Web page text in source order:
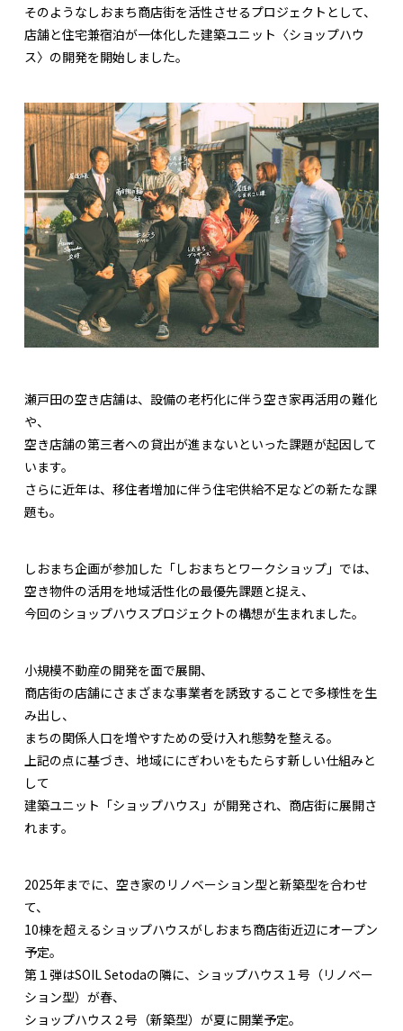
そのようなしおまち商店街を活性させるプロジェクトとして、
店舗と住宅兼宿泊が一体化した建築ユニット〈ショップハウ
ス〉の開発を開始しました。
瀬戸田の空き店舗は、設備の老朽化に伴う空き家再活用の難化
や、
空き店舗の第三者への貸出が進まないといった課題が起因して
います。
さらに近年は、移住者増加に伴う住宅供給不足などの新たな課
題も。
しおまち企画が参加した「しおまちとワークショップ」では、
空き物件の活用を地域活性化の最優先課題と捉え、
今回のショップハウスプロジェクトの構想が生まれました。
小規模不動産の開発を面で展開、
商店街の店舗にさまざまな事業者を誘致することで多様性を生
み出し、
まちの関係人口を増やすための受け入れ態勢を整える。
上記の点に基づき、地域ににぎわいをもたらす新しい仕組みと
して
建築ユニット「ショップハウス」が開発され、商店街に展開さ
れます。
2025年までに、空き家のリノベーション型と新築型を合わせ
て、
10棟を超えるショップハウスがしおまち商店街近辺にオープン
予定。
第１弾はSOIL Setodaの隣に、ショップハウス１号（リノベー
ション型）が春、
ショップハウス２号（新築型）が夏に開業予定。